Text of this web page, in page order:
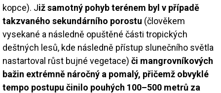
kopce). Již samotný pohyb terénem byl v případě
takzvaného sekundárního porostu (člověkem
vysekané a následně opuštěné části tropických
deštných lesů, kde následně přístup slunečního světla
nastartoval růst bujné vegetace) či mangrovníkových
bažin extrémně náročný a pomalý, přičemž obvyklé
tempo postupu činilo pouhých 100–500 metrů za